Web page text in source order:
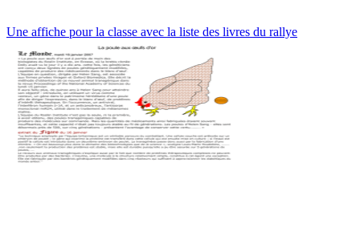
Une affiche pour la classe avec la liste des livres du rallye